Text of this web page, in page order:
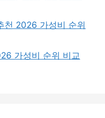
천 2026 가성비 순위
가성비 순위 비교